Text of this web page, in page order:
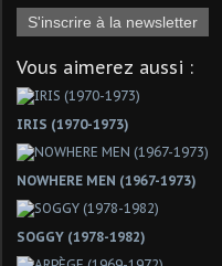
S'inscrire à la newsletter
Vous aimerez aussi :
IRIS (1970-1973)
NOWHERE MEN (1967-1973)
SOGGY (1978-1982)